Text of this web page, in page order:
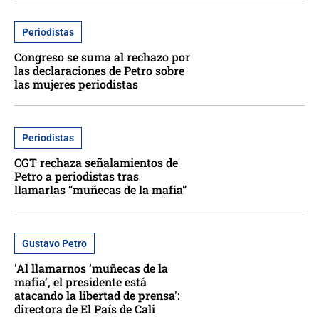
Periodistas
Congreso se suma al rechazo por
las declaraciones de Petro sobre
las mujeres periodistas
Periodistas
CGT rechaza señalamientos de
Petro a periodistas tras
llamarlas “muñecas de la mafia”
Gustavo Petro
'Al llamarnos ‘muñecas de la
mafia’, el presidente está
atacando la libertad de prensa':
directora de El País de Cali